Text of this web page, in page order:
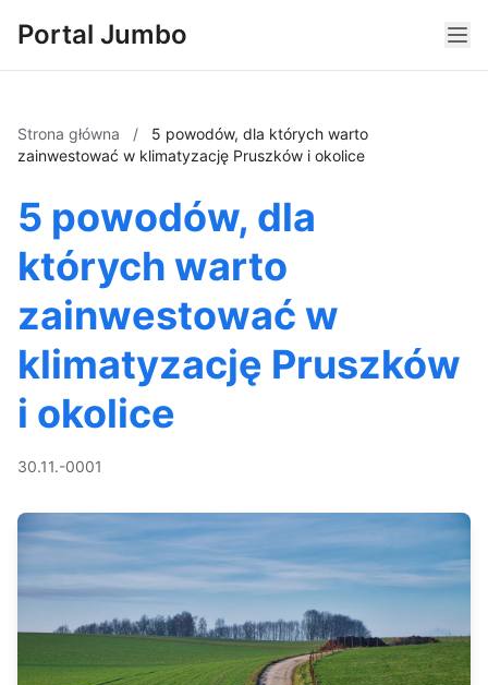
Portal Jumbo
Strona główna /
5 powodów, dla których warto
zainwestować w klimatyzację Pruszków i okolice
5 powodów, dla
których warto
zainwestować w
klimatyzację Pruszków
i okolice
30.11.-0001